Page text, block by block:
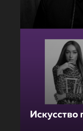
Искусство